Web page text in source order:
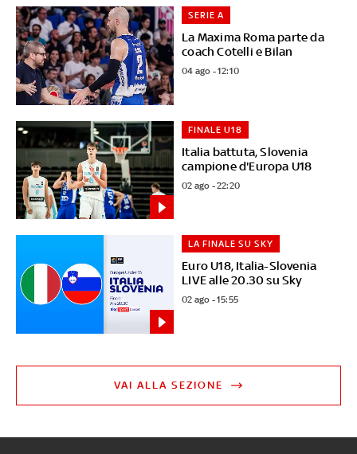
La Maxima Roma parte da
coach Cotelli e Bilan
SERIE A
04 ago - 12:10
Italia battuta, Slovenia
campione d'Europa U18
FINALE U18
02 ago - 22:20
Euro U18, Italia-Slovenia
LIVE alle 20.30 su Sky
LA FINALE SU SKY
02 ago - 15:55
VAI ALLA SEZIONE